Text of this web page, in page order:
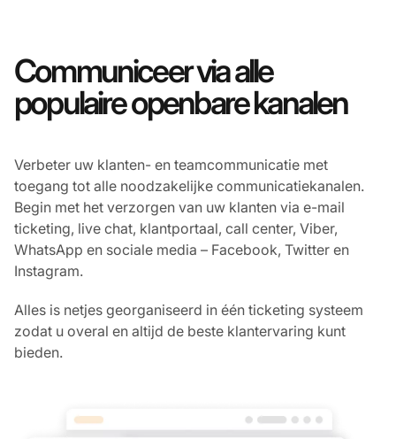
Communiceer via alle
populaire openbare kanalen
Verbeter uw klanten- en teamcommunicatie met
toegang tot alle noodzakelijke communicatiekanalen.
Begin met het verzorgen van uw klanten via e-mail
ticketing, live chat, klantportaal, call center, Viber,
WhatsApp en sociale media – Facebook, Twitter en
Instagram.
Alles is netjes georganiseerd in één ticketing systeem
zodat u overal en altijd de beste klantervaring kunt
bieden.